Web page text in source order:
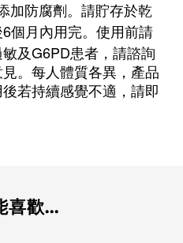
加防腐劑。請貯存於乾
6個月內用完。使用前請
及G6PD患者，請諮詢
。每人體質各異，產品
若持續感覺不適，請即
喜歡...